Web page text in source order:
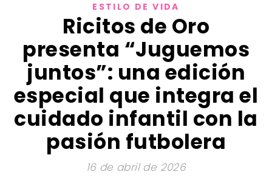
ESTILO DE VIDA
Ricitos de Oro
presenta “Juguemos
juntos”: una edición
especial que integra el
cuidado infantil con la
pasión futbolera
16 de abril de 2026